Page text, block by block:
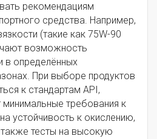
рекомендациям
средства. Например,
(такие как 75W-90
возможность
в определённых
При выборе продуктов
к стандартам API,
требования к
устойчивость к окислению,
тесты на высокую